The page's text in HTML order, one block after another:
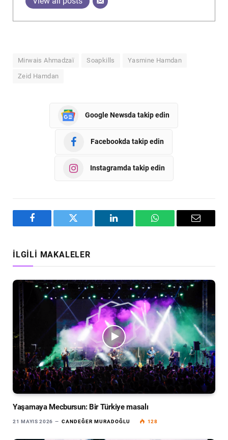
Mirwais Ahmadzaï Soapkills Yasmine Hamdan
Zeid Hamdan
Google Newsda takip edin
Facebookda takip edin
Instagramda takip edin
Facebook Twitter LinkedIn WhatsAppEmail
İLGILI MAKALELER
Yaşamaya Mecbursun: Bir Türkiye masalı
21 MAYIS 2026 CANDEĞER MURADOĞLU 128